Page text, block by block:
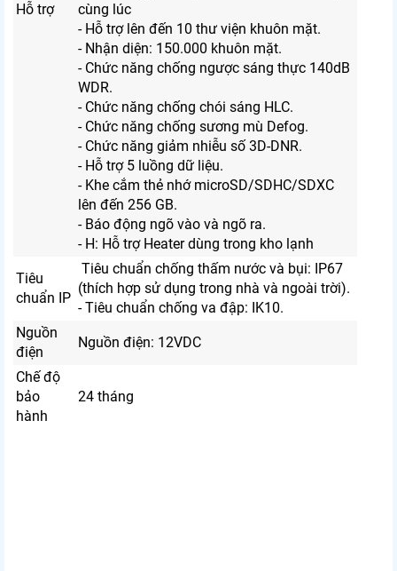
Hỗ trợ
cùng lúc
- Hỗ trợ lên đến 10 thư viện khuôn mặt.
- Nhận diện: 150.000 khuôn mặt.
- Chức năng chống ngược sáng thực 140dB
WDR.
- Chức năng chống chói sáng HLC.
- Chức năng chống sương mù Defog.
- Chức năng giảm nhiễu số 3D-DNR.
- Hỗ trợ 5 luồng dữ liệu.
- Khe cắm thẻ nhớ microSD/SDHC/SDXC
lên đến 256 GB.
- Báo động ngõ vào và ngõ ra.
- H: Hỗ trợ Heater dùng trong kho lạnh
Tiêu
chuẩn IP
Tiêu chuẩn chống thấm nước và bụi: IP67
(thích hợp sử dụng trong nhà và ngoài trời).
- Tiêu chuẩn chống va đập: IK10.
Nguồn
điện
Nguồn điện: 12VDC
Chế độ
bảo
hành
24 tháng